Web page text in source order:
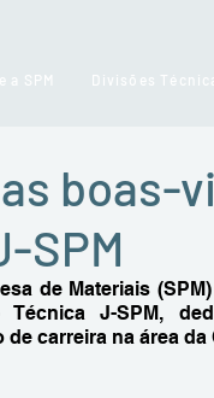
a SPM Divisões
boas-
SPM
de Materiais
J-SPM,
carreira na área